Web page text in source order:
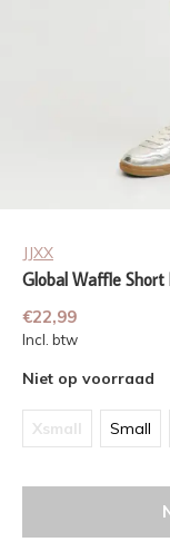
JJXX
Global Waffle Short
€22,99
Incl. btw
Niet op voorraad
Xsmall Small